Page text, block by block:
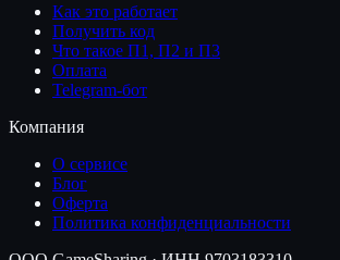
Как это работает
Получить код
Что такое П1, П2 и П3
Оплата
Telegram-бот
Компания
О сервисе
Блог
Оферта
Политика конфиденциальности